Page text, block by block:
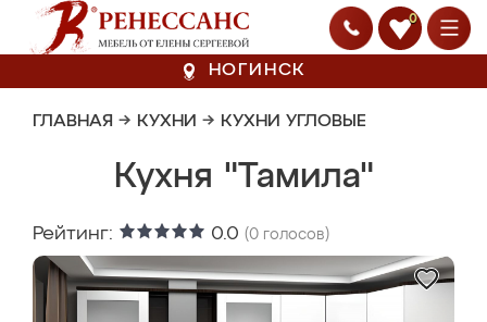
0
НОГИНСК
ГЛАВНАЯ → КУХНИ → КУХНИ УГЛОВЫЕ
Кухня "Тамила"
Рейтинг: 0.0 (0 голосов)